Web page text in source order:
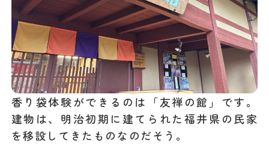
香り袋体験ができるのは「友禅の館」です。
建物は、明治初期に建てられた福井県の民家
を移設してきたものなのだそう。